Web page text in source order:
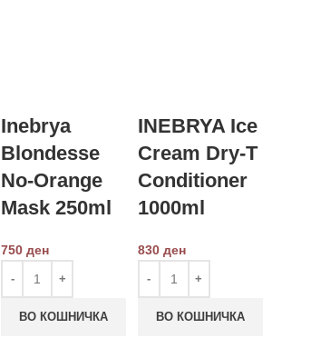
Inebrya
Blondesse
No-Orange
Mask 250ml
750 ден
ВО КОШНИЧКА
INEBRYA Ice
Cream Dry-T
Conditioner
1000ml
830 ден
ВО КОШНИЧКА